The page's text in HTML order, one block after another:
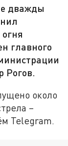
дважды
главного
Рогов.
около
–
Telegram.